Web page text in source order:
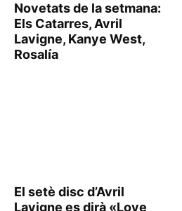
Novetats de la setmana:
Els Catarres, Avril
Lavigne, Kanye West,
Rosalía
El setè disc d’Avril
Lavigne es dirà «Love